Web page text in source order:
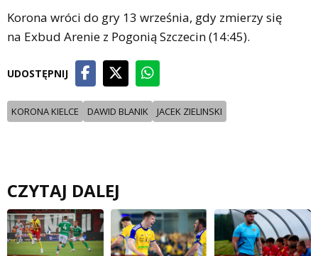
Korona wróci do gry 13 września, gdy zmierzy się
na Exbud Arenie z Pogonią Szczecin (14:45).
UDOSTĘPNIJ
KORONA KIELCE DAWID BLANIK JACEK ZIELINSKI
CZYTAJ DALEJ